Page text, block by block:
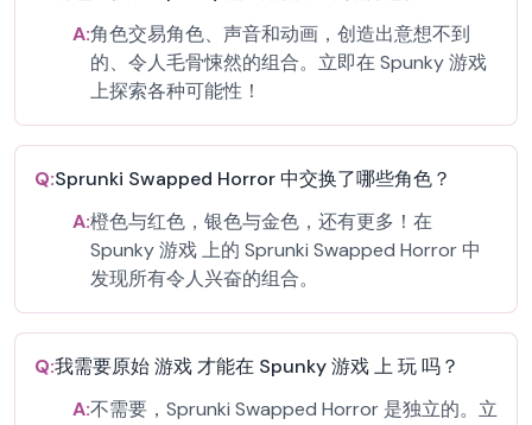
A:角色交易角色、声音和动画，创造出意想不到
的、令人毛骨悚然的组合。立即在 Spunky 游戏
上探索各种可能性！
Q:Sprunki Swapped Horror 中交换了哪些角色？
A:橙色与红色，银色与金色，还有更多！在
Spunky 游戏 上的 Sprunki Swapped Horror 中
发现所有令人兴奋的组合。
Q:我需要原始 游戏 才能在 Spunky 游戏 上 玩 吗？
A:不需要，Sprunki Swapped Horror 是独立的。立